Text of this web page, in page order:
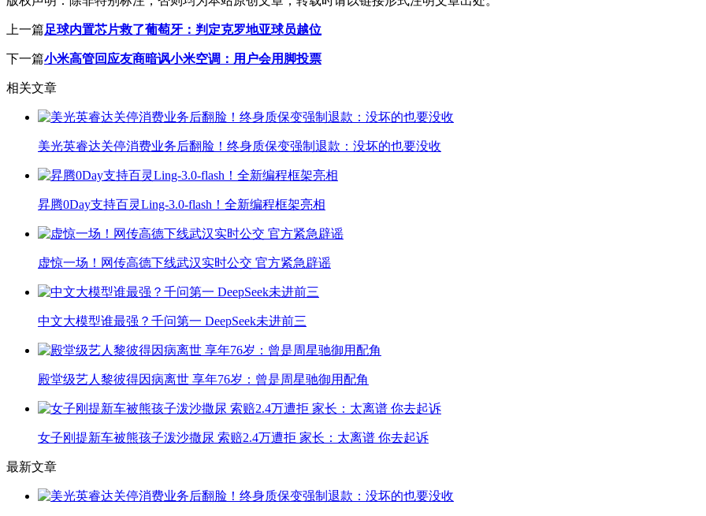
上一篇足球内置芯片救了葡萄牙：判定克罗地亚球员越位
下一篇小米高管回应友商暗讽小米空调：用户会用脚投票
相关文章
美光英睿达关停消费业务后翻脸！终身质保变强制退款：没坏的也要没收
昇腾0Day支持百灵Ling-3.0-flash！全新编程框架亮相
虚惊一场！网传高德下线武汉实时公交 官方紧急辟谣
中文大模型谁最强？千问第一 DeepSeek未进前三
殿堂级艺人黎彼得因病离世 享年76岁：曾是周星驰御用配角
女子刚提新车被熊孩子泼沙撒尿 索赔2.4万遭拒 家长：太离谱 你去起诉
最新文章